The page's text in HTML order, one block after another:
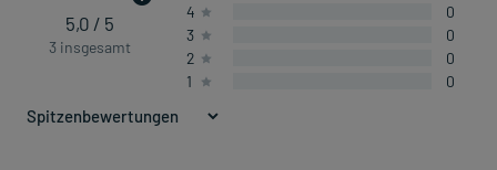
5,0 / 5
3 insgesamt
4
0
3
0
2
0
1
0